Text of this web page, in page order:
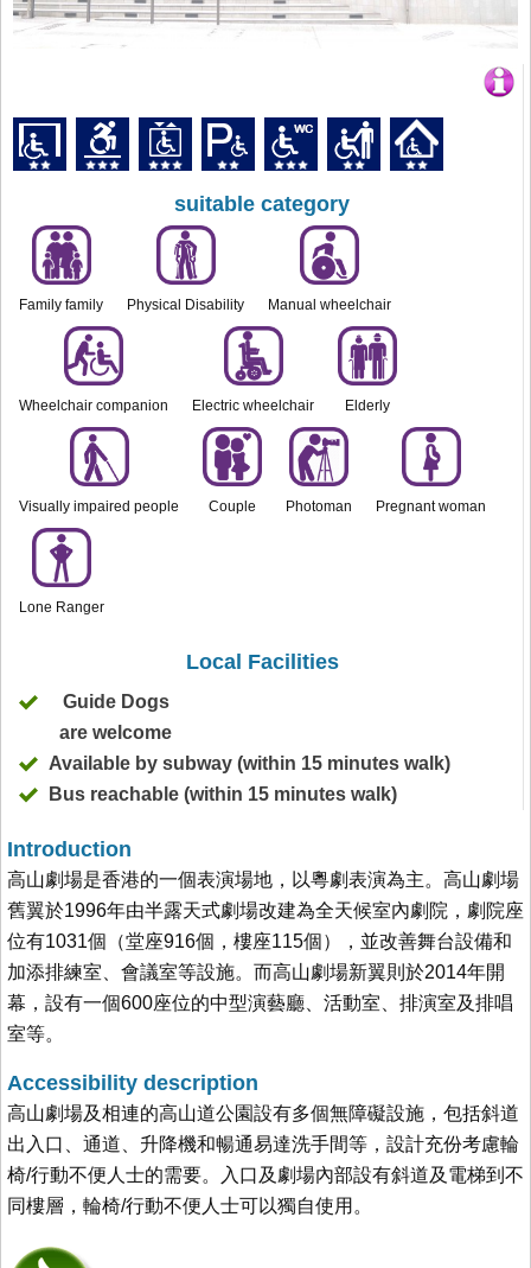
suitable category
Family family Physical Disability Manual wheelchair
Wheelchair companion Electric wheelchair Elderly
Visually impaired people Couple Photoman Pregnant woman
Lone Ranger
Local Facilities
Guide Dogs
are welcome
Available by subway (within 15 minutes walk)
Bus reachable (within 15 minutes walk)
Introduction
高山劇場是香港的一個表演場地，以粵劇表演為主。高山劇場
舊翼於1996年由半露天式劇場改建為全天候室內劇院，劇院座
位有1031個（堂座916個，樓座115個），並改善舞台設備和
加添排練室、會議室等設施。而高山劇場新翼則於2014年開
幕，設有一個600座位的中型演藝廳、活動室、排演室及排唱
室等。
Accessibility description
高山劇場及相連的高山道公園設有多個無障礙設施，包括斜道
出入口、通道、升降機和暢通易達洗手間等，設計充份考慮輪
椅/行動不便人士的需要。入口及劇場內部設有斜道及電梯到不
同樓層，輪椅/行動不便人士可以獨自使用。